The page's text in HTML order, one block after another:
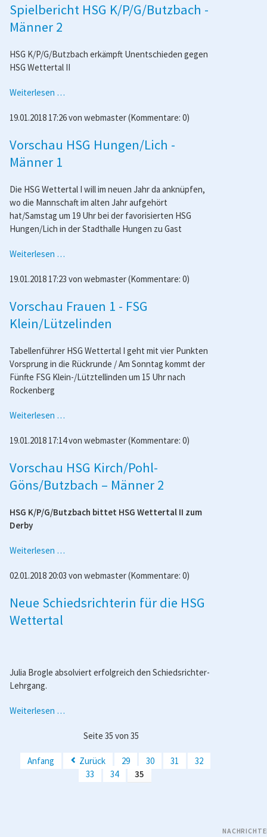
1
Spielbericht HSG K/P/G/Butzbach -
Männer 2
HSG K/P/G/Butzbach erkämpft Unentschieden gegen
HSG Wettertal II
Weiterlesen …
K/P/G/Butzbach
Männer
19.01.2018 17:26von webmaster(Kommentare: 0)
Vorschau HSG Hungen/Lich -
Männer 1
Die HSG Wettertal I will im neuen Jahr da anknüpfen,
wo die Mannschaft im alten Jahr aufgehört
hat/Samstag um 19 Uhr bei der favorisierten HSG
Hungen/Lich in der Stadthalle Hungen zu Gast
Weiterlesen …
Hungen/Lich
Männer
19.01.2018 17:23 von webmaster(Kommentare: 0)
Vorschau Frauen 1 - FSG
Klein/Lützelinden
Tabellenführer HSG Wettertal I geht mit vier Punkten
Vorsprung in die Rückrunde / Am Sonntag kommt der
Fünfte FSG Klein-/Lütztellinden um 15 Uhr nach
Rockenberg
Weiterlesen …
1
FSG
Klein/Lützelinden
19.01.2018 17:14von webmaster(Kommentare: 0)
Vorschau HSG Kirch/Pohl-
Göns/Butzbach – Männer 2
HSG K/P/G/Butzbach bittet HSG Wettertal II zum
Derby
Weiterlesen …
Kirch/Pohl-
–
02.01.2018 20:03 von webmaster(Kommentare: 0)
Neue Schiedsrichterin für die HSG
Wettertal
Julia Brogle absolviert erfolgreich den Schiedsrichter-
Lehrgang.
Weiterlesen …
HSG
Wettertal
Seite 35 von 35
Anfang Zurück 29 30 31
32
33
34 35